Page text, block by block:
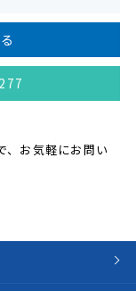
お気軽にお問い